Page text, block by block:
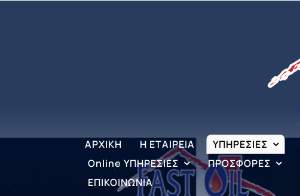
ΑΡΧΙΚΗ Η ΕΤΑΙΡΕΙΑ
ΥΠΗΡΕΣΙΕΣ
Online ΥΠΗΡΕΣΙΕΣ
ΠΡΟΣΦΟΡΕΣ
ΕΠΙΚΟΙΝΩΝΙΑ